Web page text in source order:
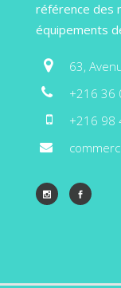
référence des
équipements
63,
+216 36
+216 98